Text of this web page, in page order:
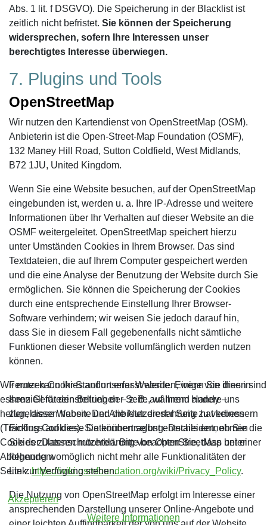
Abs. 1 lit. f DSGVO). Die Speicherung in der Blacklist ist
zeitlich nicht befristet. Sie können der Speicherung
widersprechen, sofern Ihre Interessen unser
berechtigtes Interesse überwiegen.
7. Plugins und Tools
OpenStreetMap
Wir nutzen den Kartendienst von OpenStreetMap (OSM).
Anbieterin ist die Open-Street-Map Foundation (OSMF),
132 Maney Hill Road, Sutton Coldfield, West Midlands,
B72 1JU, United Kingdom.
Wenn Sie eine Website besuchen, auf der OpenStreetMap
eingebunden ist, werden u. a. Ihre IP-Adresse und weitere
Informationen über Ihr Verhalten auf dieser Website an die
OSMF weitergeleitet. OpenStreetMap speichert hierzu
unter Umständen Cookies in Ihrem Browser. Das sind
Textdateien, die auf Ihrem Computer gespeichert werden
und die eine Analyse der Benutzung der Website durch Sie
ermöglichen. Sie können die Speicherung der Cookies
durch eine entsprechende Einstellung Ihrer Browser-
Software verhindern; wir weisen Sie jedoch darauf hin,
dass Sie in diesem Fall gegebenenfalls nicht sämtliche
Funktionen dieser Website vollumfänglich werden nutzen
können.
Ferner kann Ihr Standort erfasst werden, wenn Sie dies in
Ihren Geräteeinstellungen – z. B. auf Ihrem Handy –
zugelassen haben. Der Anbieter dieser Seite hat keinen
Einfluss auf diese Datenübertragung. Details entnehmen
Sie der Datenschutzerklärung von OpenStreetMap unter
folgendem
Link:https://wiki.osmfoundation.org/wiki/Privacy_Policy.
Die Nutzung von OpenStreetMap erfolgt im Interesse einer
ansprechenden Darstellung unserer Online-Angebote und
Wir nutzen Cookies auf unserer Website. Einige von ihnen sind
essenziell für den Betrieb der Seite, während andere uns
helfen, diese Website und die Nutzererfahrung zu verbessern
(Tracking Cookies). Sie können selbst entscheiden, ob Sie die
Cookies zulassen möchten. Bitte beachten Sie, dass bei einer
Ablehnung womöglich nicht mehr alle Funktionalitäten der
Seite zur Verfügung stehen.
Akzeptieren
Weitere Informationen